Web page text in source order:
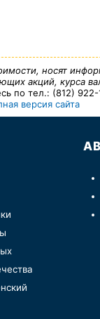
носят
акций, курса
по тел.: (812)
версия сайта